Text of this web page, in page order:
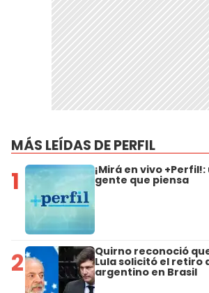
MÁS LEÍDAS DE PERFIL
1 ¡Mirá en vivo
gente que piensa
2 Quirno reconoció
Lula solicitó el retiro
argentino en Brasil